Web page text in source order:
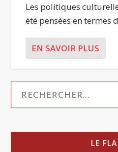
Les politiques
été pensées en termes
EN SAVOIR PLUS
LE